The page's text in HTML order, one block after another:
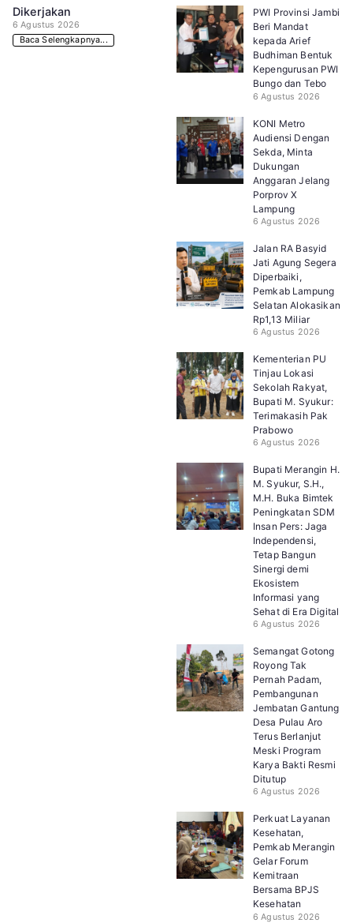
Dikerjakan
6 Agustus 2026
Baca Selengkapnya...
PWI Provinsi Jambi
Beri Mandat
kepada Arief
Budhiman Bentuk
Kepengurusan PWI
Bungo dan Tebo
6 Agustus 2026
KONI Metro
Audiensi Dengan
Sekda, Minta
Dukungan
Anggaran Jelang
Porprov X
Lampung
6 Agustus 2026
Jalan RA Basyid
Jati Agung Segera
Diperbaiki,
Pemkab Lampung
Selatan Alokasikan
Rp1,13 Miliar
6 Agustus 2026
Kementerian PU
Tinjau Lokasi
Sekolah Rakyat,
Bupati M. Syukur:
Terimakasih Pak
Prabowo
6 Agustus 2026
Bupati Merangin H.
M. Syukur, S.H.,
M.H. Buka Bimtek
Peningkatan SDM
Insan Pers: Jaga
Independensi,
Tetap Bangun
Sinergi demi
Ekosistem
Informasi yang
Sehat di Era Digital
6 Agustus 2026
Semangat Gotong
Royong Tak
Pernah Padam,
Pembangunan
Jembatan Gantung
Desa Pulau Aro
Terus Berlanjut
Meski Program
Karya Bakti Resmi
Ditutup
6 Agustus 2026
Perkuat Layanan
Kesehatan,
Pemkab Merangin
Gelar Forum
Kemitraan
Bersama BPJS
Kesehatan
6 Agustus 2026